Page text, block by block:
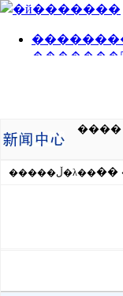
����
�����ڵ�λ����